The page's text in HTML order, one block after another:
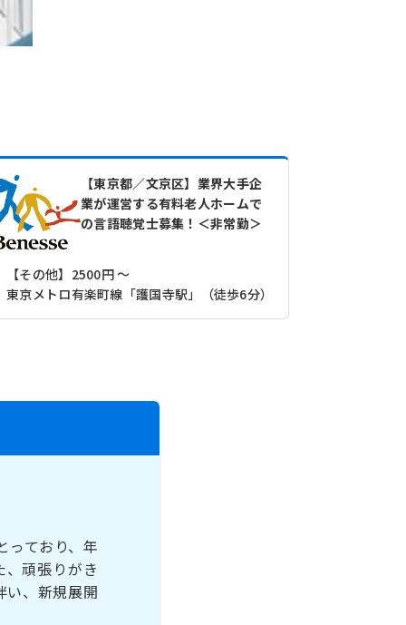
【東京都／文京区】業界大手企
業が運営する有料老人ホームで
の言語聴覚士募集！＜非常勤＞
【その他】2500円 ～
東京メトロ有楽町線「護国寺駅」（徒歩6分）
っており、年
頑張りがき
い、新規展開